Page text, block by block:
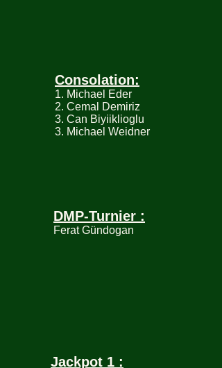
Consolation:
1. Michael Eder
2. Cemal Demiriz
3. Can Biyiiklioglu
3. Michael Weidner
DMP-Turnier :
Ferat Gündogan
Jackpot 1 :